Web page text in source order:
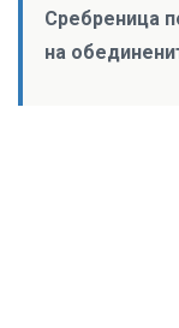
Сребреница
на